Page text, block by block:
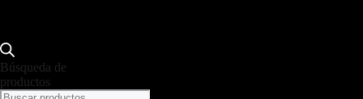
Búsqueda de
productos